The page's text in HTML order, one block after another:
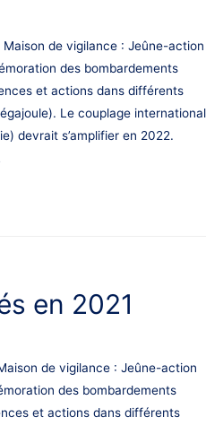
de vigilance : Jeûne-action
des bombardements
et actions dans différents
Le couplage international
devrait s’amplifier en 2022.
en 2021
de vigilance : Jeûne-action
des bombardements
et actions dans différents